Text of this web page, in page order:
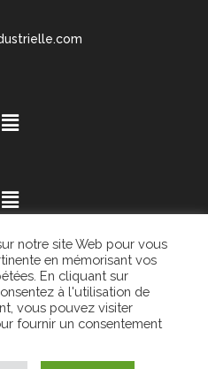
Alvaria. All Rights Reserved.
notre site Web pour vous
en mémorisant vos
En cliquant sur
à l'utilisation de
vous pouvez visiter
fournir un consentement